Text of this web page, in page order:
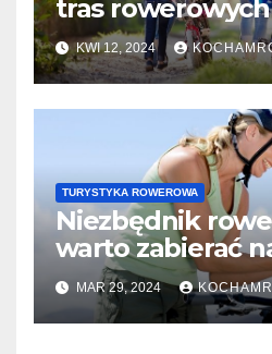
tras rowerowych
Małopolska
KWI 12, 2024
TURYSTYKA ROWEROWA
Niezbędnik
warto zabierać
przejażdżki?
MAR 29, 2024